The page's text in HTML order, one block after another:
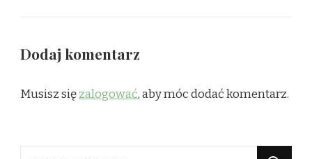
Dodaj komentarz
Musisz sięzalogować, aby móc dodać komentarz.